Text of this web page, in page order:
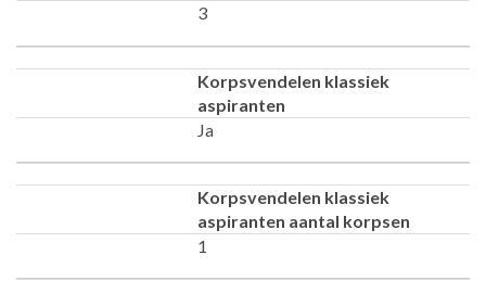
3
Korpsvendelen klassiek
aspiranten
Ja
Korpsvendelen klassiek
aspiranten aantal korpsen
1